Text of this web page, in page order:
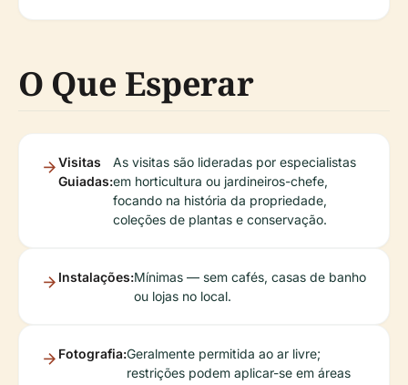
O Que Esperar
Visitas
Guiadas:
As visitas são lideradas por especialistas
em horticultura ou jardineiros-chefe,
focando na história da propriedade,
coleções de plantas e conservação.
Instalações:Mínimas — sem cafés, casas de banho
ou lojas no local.
Fotografia:Geralmente permitida ao ar livre;
restrições podem aplicar-se em áreas